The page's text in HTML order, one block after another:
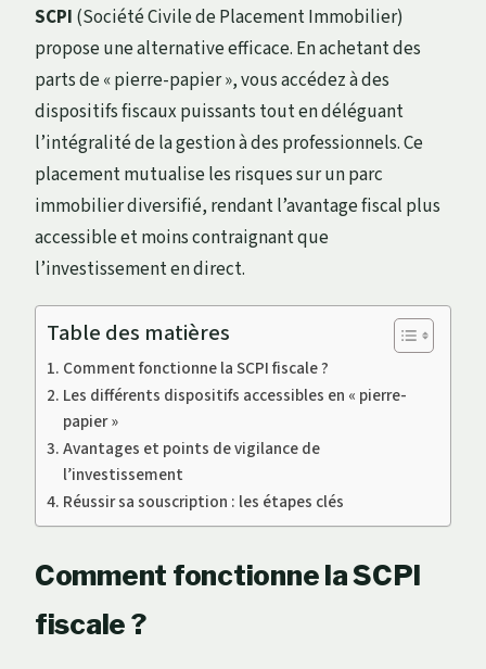
SCPI (Société Civile de Placement Immobilier)
propose une alternative efficace. En achetant des
parts de « pierre-papier », vous accédez à des
dispositifs fiscaux puissants tout en déléguant
l’intégralité de la gestion à des professionnels. Ce
placement mutualise les risques sur un parc
immobilier diversifié, rendant l’avantage fiscal plus
accessible et moins contraignant que
l’investissement en direct.
Table des matières
Comment fonctionne la SCPI fiscale ?
Les différents dispositifs accessibles en « pierre-
papier »
Avantages et points de vigilance de
l’investissement
Réussir sa souscription : les étapes clés
Comment fonctionne la SCPI
fiscale ?